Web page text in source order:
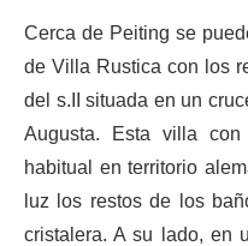
Cerca de Peiting se
de Villa Rustica con los
del s.II situada en un
Augusta. Esta villa
habitual en territorio
luz los restos de los
cristalera. A su lado, en